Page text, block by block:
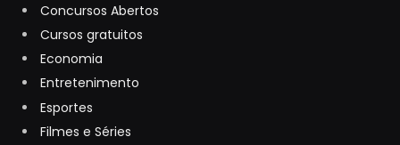
Concursos Abertos
Cursos gratuitos
Economia
Entretenimento
Esportes
Filmes e Séries